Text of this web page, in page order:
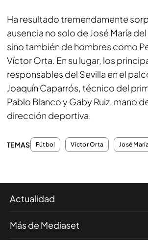
Ha resultado tremendamente
ausencia no solo de José María
sino también de hombres como
Víctor Orta. En su lugar, los
responsables del Sevilla en el
Joaquín Caparrós, técnico del
Pablo Blanco y Gaby Ruiz, mano
dirección deportiva.
TEMAS Fútbol Víctor Orta José
Actualidad
Más de Mediaset